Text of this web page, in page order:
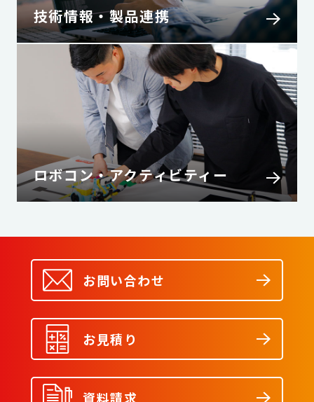
技術情報・製品連携
ロボコン・アクティビティー
お問い合わせ
お見積り
資料請求